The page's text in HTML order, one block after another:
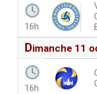
16h
dimanche 11
16h